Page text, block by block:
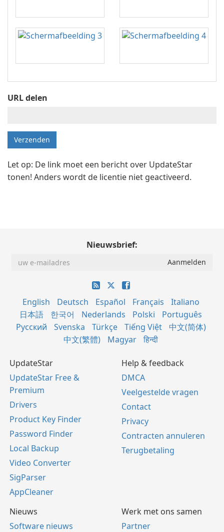
URL delen
Let op: De link moet een bericht over UpdateStar
tonen! Anders wordt de licentie niet geactiveerd.
Nieuwsbrief:
English Deutsch Español Français
Italiano
日本語
한국어 Nederlands Polski
Português
Русский
Svenska Türkçe Tiếng Việt
中文(简体)
中文(繁體)
Magyar हिन्दी
UpdateStar
UpdateStar Free &
Premium
Drivers
Product Key Finder
Password Finder
Local Backup
Video Converter
SigParser
AppCleaner
Help & feedback
DMCA
Veelgestelde vragen
Contact
Privacy
Contracten annuleren
Terugbetaling
Nieuws
Software nieuws
Werk met ons samen
Partner